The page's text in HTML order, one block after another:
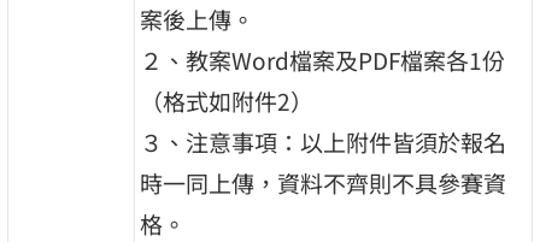
案後上傳。
２、教案Word檔案及PDF檔案各1份
（格式如附件2）
３、注意事項：以上附件皆須於報名
時一同上傳，資料不齊則不具參賽資
格。